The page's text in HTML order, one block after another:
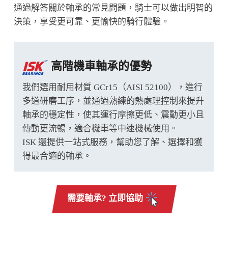
通過解答關於軸承的常見問題，騎士可以做出明智的
決策，享受更可靠、更愉快的騎行體驗。
高階機車軸承的優勢
我們選用耐用材質 GCr15（AISI 52100），進行
多道研磨工序，並通過熟練的熱處理控制來提升
軸承的穩定性，使其運行摩擦更低、震動更小且
傳動更流暢，適合機車等中速機械使用。
ISK 還提供一站式服務，幫助您了解、選擇和獲
得最合適的軸承。
需要軸承? 立即協助